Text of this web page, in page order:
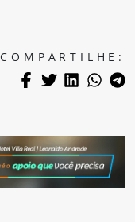
COMPARTILHE: